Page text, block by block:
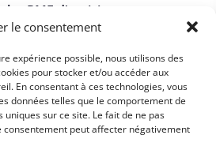
le consentement
expérience possible, nous utilisons des
pour stocker et/ou accéder aux
En consentant à ces technologies, vous
données telles que le comportement de
sur ce site. Le fait de ne pas
peut affecter négativement
PME d'anticiper son
doivent commencer à
où l'IA peut apporter de la
l'automatisation des tâches
de l'expérience client ou
L'intégration progressive
les risques et de se